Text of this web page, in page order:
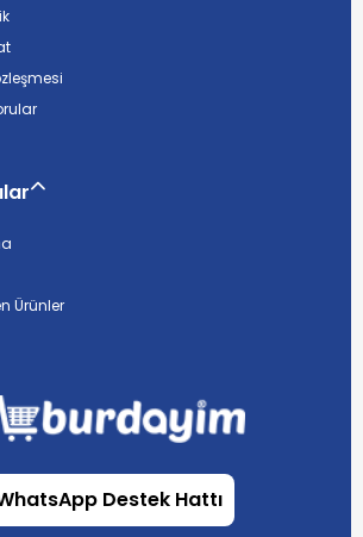
Ürünler
Destek Hattı